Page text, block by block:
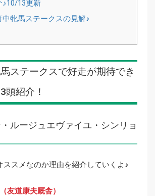
♪10/13更新
中牝馬ステークスの見解♪
ステークスで好走が期待でき
頭紹介！
ルージュエヴァイユ・シンリョ
ススメなのか理由を紹介していくよ♪
友道康夫厩舎）